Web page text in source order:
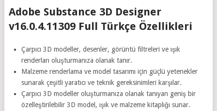
Adobe Substance 3D Designer
v16.0.4.11309 Full Türkçe Özellikleri
Çarpıcı 3D modeller, desenler, görüntü filtreleri ve ışık
renderları oluşturmanıza olanak tanır.
Malzeme renderlama ve model tasarımı için güçlü yetenekler
sunarak çeşitli yaratıcı ve teknik gereksinimleri karşılar.
Çarpıcı 3D modeller oluşturmanıza olanak tanıyan geniş bir
özelleştirilebilir 3D model, ışık ve malzeme kitaplığı sunar.